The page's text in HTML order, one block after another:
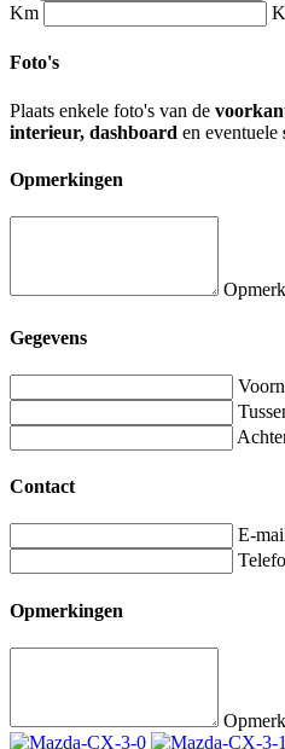
Km
Foto's
Plaats enkele foto's van de
interieur, dashboard en eventuele
Opmerkingen
Gegevens
Contact
E-
Opmerkingen